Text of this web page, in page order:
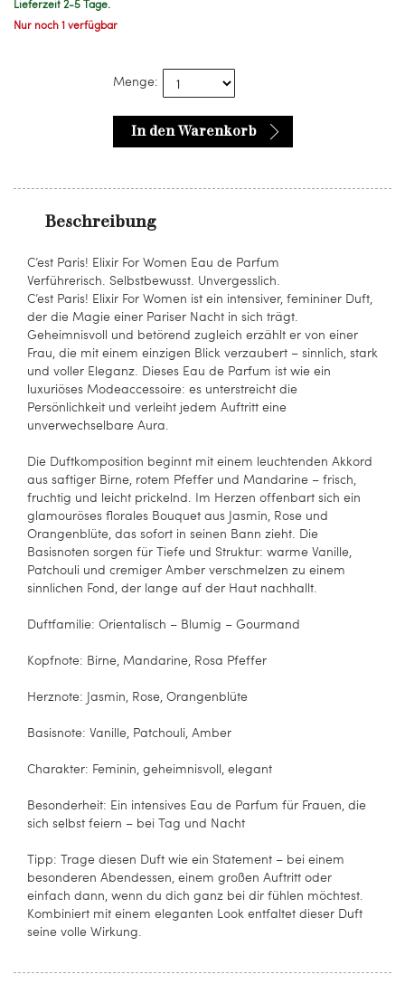
Lieferzeit 2-5 Tage.
Nur noch 1 verfügbar
Menge:
In den Warenkorb
Beschreibung
C’est Paris! Elixir For Women Eau de Parfum
Verführerisch. Selbstbewusst. Unvergesslich.
C’est Paris! Elixir For Women ist ein intensiver, femininer Duft,
der die Magie einer Pariser Nacht in sich trägt.
Geheimnisvoll und betörend zugleich erzählt er von einer
Frau, die mit einem einzigen Blick verzaubert – sinnlich, stark
und voller Eleganz. Dieses Eau de Parfum ist wie ein
luxuriöses Modeaccessoire: es unterstreicht die
Persönlichkeit und verleiht jedem Auftritt eine
unverwechselbare Aura.
Die Duftkomposition beginnt mit einem leuchtenden Akkord
aus saftiger Birne, rotem Pfeffer und Mandarine – frisch,
fruchtig und leicht prickelnd. Im Herzen offenbart sich ein
glamouröses florales Bouquet aus Jasmin, Rose und
Orangenblüte, das sofort in seinen Bann zieht. Die
Basisnoten sorgen für Tiefe und Struktur: warme Vanille,
Patchouli und cremiger Amber verschmelzen zu einem
sinnlichen Fond, der lange auf der Haut nachhallt.
Duftfamilie: Orientalisch – Blumig – Gourmand
Kopfnote: Birne, Mandarine, Rosa Pfeffer
Herznote: Jasmin, Rose, Orangenblüte
Basisnote: Vanille, Patchouli, Amber
Charakter: Feminin, geheimnisvoll, elegant
Besonderheit: Ein intensives Eau de Parfum für Frauen, die
sich selbst feiern – bei Tag und Nacht
Tipp: Trage diesen Duft wie ein Statement – bei einem
besonderen Abendessen, einem großen Auftritt oder
einfach dann, wenn du dich ganz bei dir fühlen möchtest.
Kombiniert mit einem eleganten Look entfaltet dieser Duft
seine volle Wirkung.